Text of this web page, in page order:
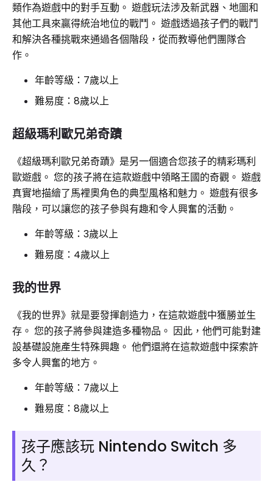
類作為遊戲中的對手互動。 遊戲玩法涉及新武器、地圖和
其他工具來贏得統治地位的戰鬥。 遊戲透過孩子們的戰鬥
和解決各種挑戰來通過各個階段，從而教導他們團隊合
作。
年齡等級：7歲以上
難易度：8歲以上
超級瑪利歐兄弟奇蹟
《超級瑪利歐兄弟奇蹟》是另一個適合您孩子的精彩瑪利
歐遊戲。 您的孩子將在這款遊戲中領略王國的奇觀。 遊戲
真實地描繪了馬裡奧角色的典型風格和魅力。 遊戲有很多
階段，可以讓您的孩子參與有趣和令人興奮的活動。
年齡等級：3歲以上
難易度：4歲以上
我的世界
《我的世界》就是要發揮創造力，在這款遊戲中獲勝並生
存。 您的孩子將參與建造多種物品。 因此，他們可能對建
設基礎設施產生特殊興趣。 他們還將在這款遊戲中探索許
多令人興奮的地方。
年齡等級：7歲以上
難易度：8歲以上
孩子應該玩 Nintendo Switch 多
久？